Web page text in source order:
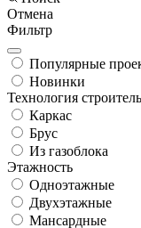
Отмена
Фильтр
Популярные
Новинки
Технология
Каркас
Брус
Из газоблока
Этажность
Одноэтажные
Двухэтажные
Мансардные